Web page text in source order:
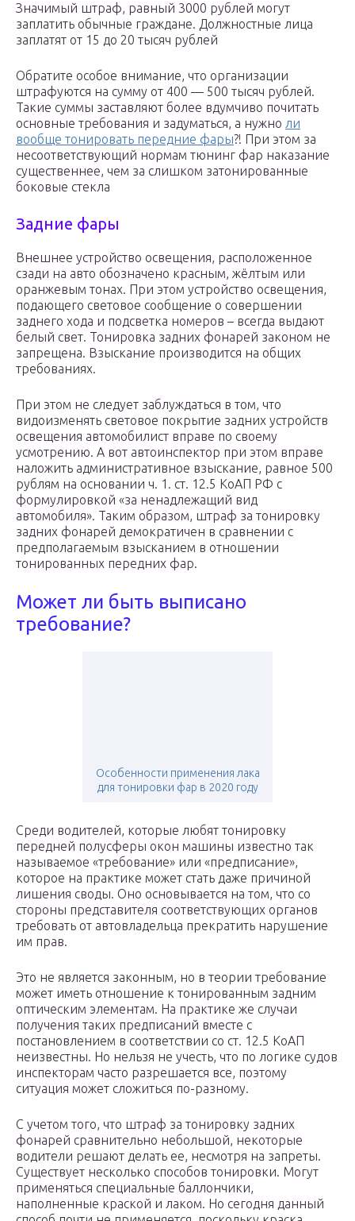
Значимый штраф, равный 3000 рублей могут
заплатить обычные граждане. Должностные лица
заплатят от 15 до 20 тысяч рублей
Обратите особое внимание, что организации
штрафуются на сумму от 400 — 500 тысяч рублей.
Такие суммы заставляют более вдумчиво почитать
основные требования и задуматься, а нужно ли
вообще тонировать передние фары?! При этом за
несоответствующий нормам тюнинг фар наказание
существеннее, чем за слишком затонированные
боковые стекла
Задние фары
Внешнее устройство освещения, расположенное
сзади на авто обозначено красным, жёлтым или
оранжевым тонах. При этом устройство освещения,
подающего световое сообщение о совершении
заднего хода и подсветка номеров – всегда выдают
белый свет. Тонировка задних фонарей законом не
запрещена. Взыскание производится на общих
требованиях.
При этом не следует заблуждаться в том, что
видоизменять световое покрытие задних устройств
освещения автомобилист вправе по своему
усмотрению. А вот автоинспектор при этом вправе
наложить административное взыскание, равное 500
рублям на основании ч. 1. ст. 12.5 КоАП РФ с
формулировкой «за ненадлежащий вид
автомобиля». Таким образом, штраф за тонировку
задних фонарей демократичен в сравнении с
предполагаемым взысканием в отношении
тонированных передних фар.
Может ли быть выписано
требование?
Особенности применения лака
для тонировки фар в 2020 году
Среди водителей, которые любят тонировку
передней полусферы окон машины известно так
называемое «требование» или «предписание»,
которое на практике может стать даже причиной
лишения своды. Оно основывается на том, что со
стороны представителя соответствующих органов
требовать от автовладельца прекратить нарушение
им прав.
Это не является законным, но в теории требование
может иметь отношение к тонированным задним
оптическим элементам. На практике же случаи
получения таких предписаний вместе с
постановлением в соответствии со ст. 12.5 КоАП
неизвестны. Но нельзя не учесть, что по логике судов
инспекторам часто разрешается все, поэтому
ситуация может сложиться по-разному.
С учетом того, что штраф за тонировку задних
фонарей сравнительно небольшой, некоторые
водители решают делать ее, несмотря на запреты.
Существует несколько способов тонировки. Могут
применяться специальные баллончики,
наполненные краской и лаком. Но сегодня данный